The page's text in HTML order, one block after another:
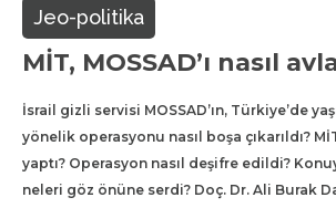
Jeo-politika
MİT, MOSSAD’ı nasıl
İsrail gizli servisi MOSSAD’ın, Türkiye’de
yönelik operasyonu nasıl boşa çıkarıldı?
yaptı? Operasyon nasıl deşifre edildi?
neleri göz önüne serdi? Doç. Dr. Ali Burak